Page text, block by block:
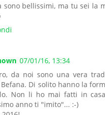
sono bellissimi, ma tu sei la
07/01/16, 13:34
da noi sono una vera
Di solito hanno la
Non li ho mai fatti in
anno ti "imito"... :-)